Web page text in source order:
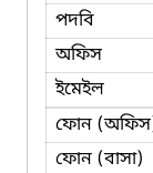
পদবি
অফিস
ইমেইল
ফোন
ফোন (বাসা)